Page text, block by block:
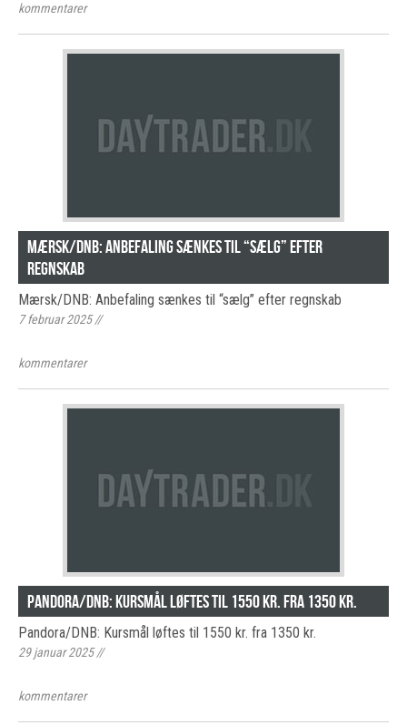
kommentarer
Mærsk/DNB: Anbefaling sænkes til “sælg” efter
regnskab
Mærsk/DNB: Anbefaling sænkes til “sælg” efter regnskab
7 februar 2025//
kommentarer
Pandora/DNB: Kursmål løftes til 1550 kr. fra 1350 kr.
Pandora/DNB: Kursmål løftes til 1550 kr. fra 1350 kr.
29 januar 2025//
kommentarer